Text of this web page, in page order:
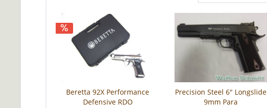
Beretta 92X Performance
Defensive RDO
Precision Steel 6" Longslide
9mm Para